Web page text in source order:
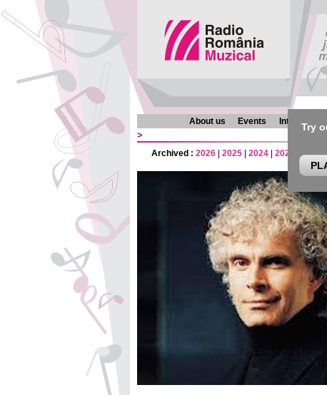
Try
About us Events Interviews
>
Archived : 2026 2025 2024 2023 2022|